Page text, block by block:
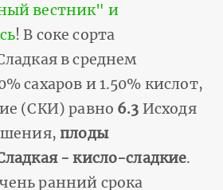
вестник" и
! В соке сорта
в среднем
сахаров и 1.50% кислот,
(СКИ) равно 6.3 Исходя
плоды
- кисло-сладкие.
ранний срока